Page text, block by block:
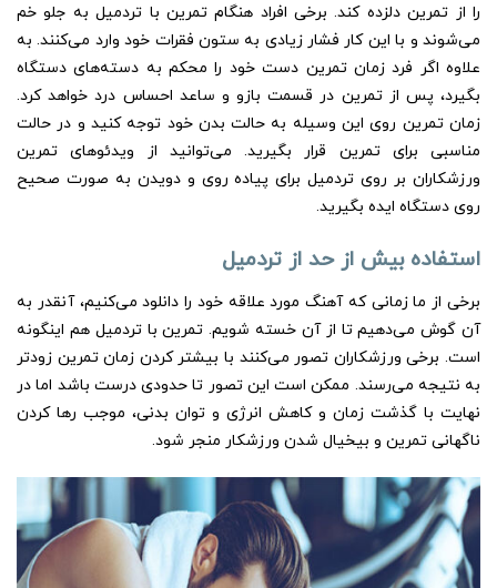
را از تمرین دلزده کند. برخی افراد هنگام تمرین با تردمیل به جلو خم
می‌شوند و با این کار فشار زیادی به ستون فقرات خود وارد می‌کنند. به
علاوه اگر فرد زمان تمرین دست خود را محکم به دسته‌های دستگاه
بگیرد، پس از تمرین در قسمت بازو و ساعد احساس درد خواهد کرد.
زمان تمرین روی این وسیله به حالت بدن خود توجه کنید و در حالت
مناسبی برای تمرین قرار بگیرید. می‌توانید از ویدئوهای تمرین
ورزشکاران بر روی تردمیل برای پیاده روی و دویدن به صورت صحیح
روی دستگاه ایده بگیرید.
استفاده بیش از حد از تردمیل
برخی از ما زمانی که آهنگ مورد علاقه خود را دانلود می‌کنیم، آنقدر به
آن گوش می‌دهیم تا از آن خسته شویم. تمرین با تردمیل هم اینگونه
است. برخی ورزشکاران تصور می‌کنند با بیشتر کردن زمان تمرین زودتر
به نتیجه می‌رسند. ممکن است این تصور تا حدودی درست باشد اما در
نهایت با گذشت زمان و کاهش انرژی و توان بدنی، موجب رها کردن
ناگهانی تمرین و بیخیال شدن ورزشکار منجر شود.